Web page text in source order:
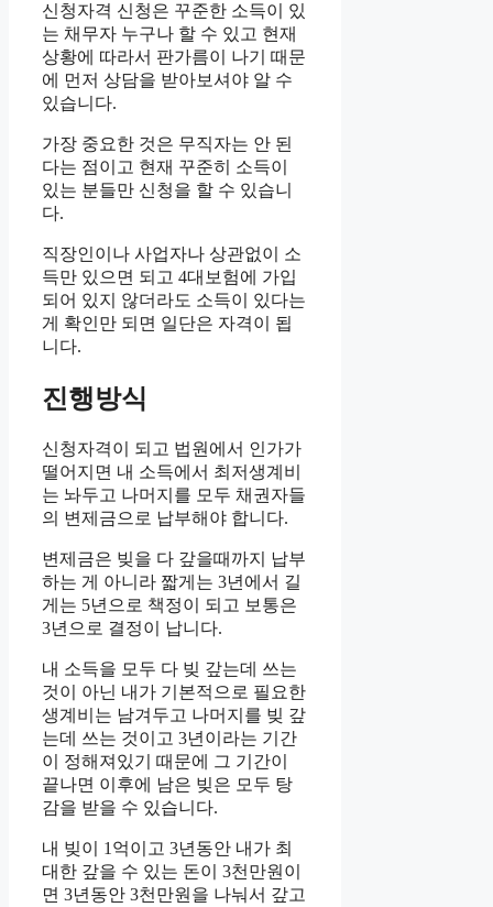
신청자격 신청은 꾸준한 소득이 있
는 채무자 누구나 할 수 있고 현재
상황에 따라서 판가름이 나기 때문
에 먼저 상담을 받아보셔야 알 수
있습니다.
가장 중요한 것은 무직자는 안 된
다는 점이고 현재 꾸준히 소득이
있는 분들만 신청을 할 수 있습니
다.
직장인이나 사업자나 상관없이 소
득만 있으면 되고 4대보험에 가입
되어 있지 않더라도 소득이 있다는
게 확인만 되면 일단은 자격이 됩
니다.
진행방식
신청자격이 되고 법원에서 인가가
떨어지면 내 소득에서 최저생계비
는 놔두고 나머지를 모두 채권자들
의 변제금으로 납부해야 합니다.
변제금은 빚을 다 갚을때까지 납부
하는 게 아니라 짧게는 3년에서 길
게는 5년으로 책정이 되고 보통은
3년으로 결정이 납니다.
내 소득을 모두 다 빚 갚는데 쓰는
것이 아닌 내가 기본적으로 필요한
생계비는 남겨두고 나머지를 빚 갚
는데 쓰는 것이고 3년이라는 기간
이 정해져있기 때문에 그 기간이
끝나면 이후에 남은 빚은 모두 탕
감을 받을 수 있습니다.
내 빚이 1억이고 3년동안 내가 최
대한 갚을 수 있는 돈이 3천만원이
면 3년동안 3천만원을 나눠서 갚고